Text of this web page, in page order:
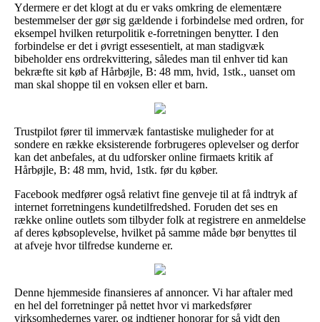
Ydermere er det klogt at du er vaks omkring de elementære
bestemmelser der gør sig gældende i forbindelse med ordren, for
eksempel hvilken returpolitik e-forretningen benytter. I den
forbindelse er det i øvrigt essesentielt, at man stadigvæk
bibeholder ens ordrekvittering, således man til enhver tid kan
bekræfte sit køb af Hårbøjle, B: 48 mm, hvid, 1stk., uanset om
man skal shoppe til en voksen eller et barn.
Trustpilot fører til immervæk fantastiske muligheder for at
sondere en række eksisterende forbrugeres oplevelser og derfor
kan det anbefales, at du udforsker online firmaets kritik af
Hårbøjle, B: 48 mm, hvid, 1stk. før du køber.
Facebook medfører også relativt fine genveje til at få indtryk af
internet forretningens kundetilfredshed. Foruden det ses en
række online outlets som tilbyder folk at registrere en anmeldelse
af deres købsoplevelse, hvilket på samme måde bør benyttes til
at afveje hvor tilfredse kunderne er.
Denne hjemmeside finansieres af annoncer. Vi har aftaler med
en hel del forretninger på nettet hvor vi markedsfører
virksomhedernes varer, og indtjener honorar for så vidt den